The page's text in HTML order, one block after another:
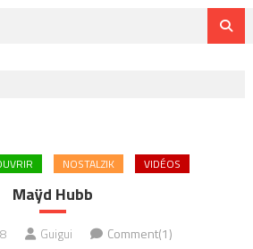
NOSTALZIK VIDÉOS
Maÿd Hubb
Guigui Comment(1)